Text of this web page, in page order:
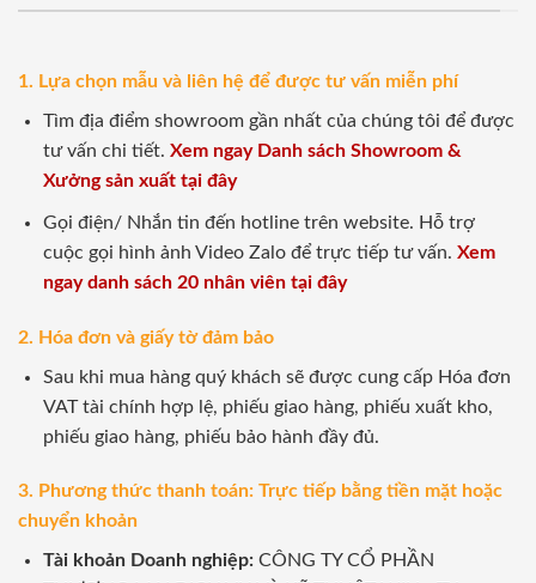
1. Lựa chọn mẫu và liên hệ để được tư vấn miễn phí
Tìm địa điểm showroom gần nhất của chúng tôi để được
tư vấn chi tiết. Xem ngay Danh sách Showroom &
Xưởng sản xuất tại đây
Gọi điện/ Nhắn tin đến hotline trên website. Hỗ trợ
cuộc gọi hình ảnh Video Zalo để trực tiếp tư vấn. Xem
ngay danh sách 20 nhân viên tại đây
2. Hóa đơn và giấy tờ đảm bảo
Sau khi mua hàng quý khách sẽ được cung cấp Hóa đơn
VAT tài chính hợp lệ, phiếu giao hàng, phiếu xuất kho,
phiếu giao hàng, phiếu bảo hành đầy đủ.
3. Phương thức thanh toán: Trực tiếp bằng tiền mặt hoặc
chuyển khoản
Tài khoản Doanh nghiệp:CÔNG TY CỔ PHẦN